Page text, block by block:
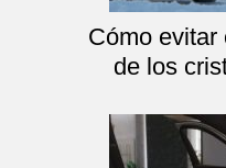
Cómo evitar
de los